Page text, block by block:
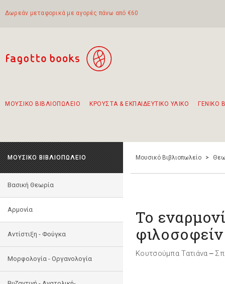
Δωρεάν μεταφορικά με αγορές πάνω από €60
ΜΟΥΣΙΚΟ ΒΙΒΛΙΟΠΩΛΕΙΟ ΚΡΟΥΣΤΑ & ΕΚΠΑΙΔΕΥΤΙΚΟ ΥΛΙΚΟ ΓΕΝΙΚΟ
ΜΟΥΣΙΚΟ ΒΙΒΛΙΟΠΩΛΕΙΟ
Βασική Θεωρία
Αρμονία
Αντίστιξη - Φούγκα
Μορφολογία - Οργανολογία
Μουσικό Βιβλιοπωλείο >
Το
φιλοσοφείν
Κουτσούμπα Τατιάνα —